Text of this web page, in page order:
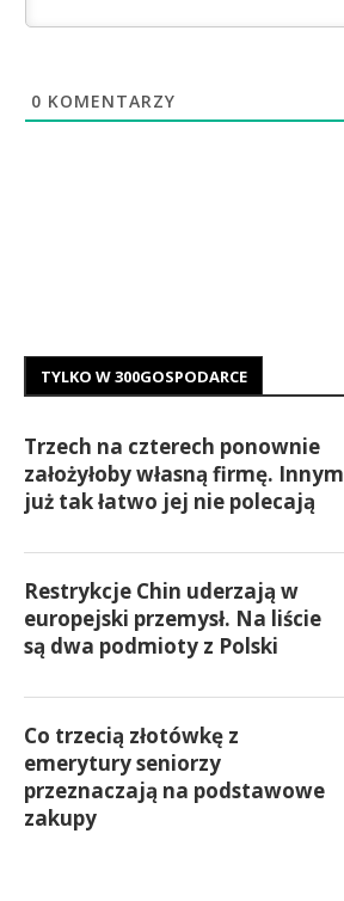
0 KOMENTARZY
TYLKO W 300GOSPODARCE
Trzech na czterech ponownie
założyłoby własną firmę. Innym
już tak łatwo jej nie polecają
Restrykcje Chin uderzają w
europejski przemysł. Na liście
są dwa podmioty z Polski
Co trzecią złotówkę z
emerytury seniorzy
przeznaczają na podstawowe
zakupy